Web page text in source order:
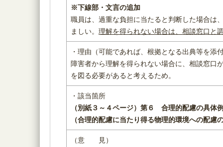
※下線部・文言の追加
職員は、過重な負担に当たると判断した場合は
ましい。 理解を得られない場合は、相談窓口と
・理由（可能であれば、根拠となる出典等を添
障害者から理解を得られない場合に、相談窓口
を図る必要があると考えるため。
・該当箇所
（別紙３～４ページ） 第６ 合理的配慮の具体
（合理的配慮に当たり得る物理的環境への配慮
（意 見）